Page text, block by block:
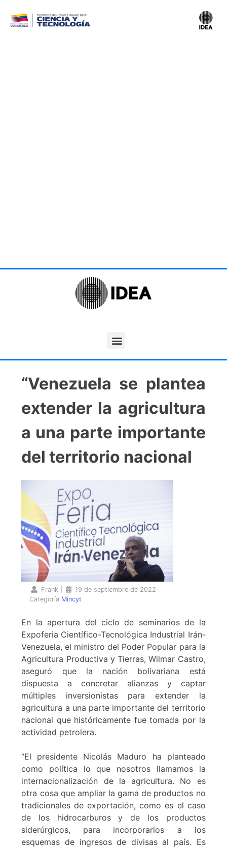
“Venezuela se plantea
extender la agricultura
a una parte importante
del territorio nacional
Frank
19 de septiembre de 2022
Categoría Mincyt
En la apertura del ciclo de seminarios de la
Expoferia Científico-Tecnológica Industrial Irán-
Venezuela, el ministro del Poder Popular para la
Agricultura Productiva y Tierras, Wilmar Castro,
aseguró que la nación bolivariana está
dispuesta a concretar alianzas y captar
múltiples inversionistas para extender la
agricultura a una parte importante del territorio
nacional que históricamente fue tomada por la
actividad petrolera.
“El presidente Nicolás Maduro ha planteado
como política lo que nosotros llamamos la
internacionalización de la agricultura. No es
otra cosa que ampliar la gama de productos no
tradicionales de exportación, como es el caso
de los hidrocarburos y de los productos
siderúrgicos, para incorporarlos a los
esquemas de ingresos de divisas al país. Es